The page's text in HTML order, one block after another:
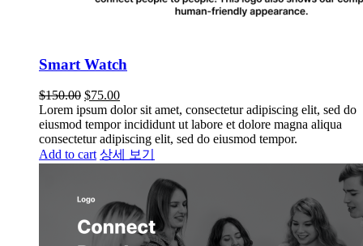
Smart Watch
$150.00 $75.00
Lorem ipsum dolor sit amet, consectetur adipiscing elit, sed do
eiusmod tempor incididunt ut labore et dolore magna aliqua
consectetur adipiscing elit, sed do eiusmod tempor.
Add to cart 상세 보기